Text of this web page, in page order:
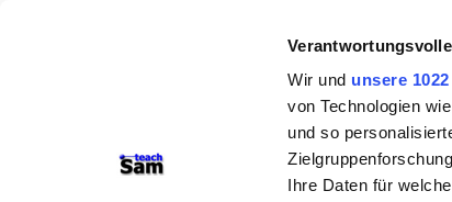
Wir und unsere
von Technologien
und so
Ihre Daten für
teachSam- Arbeitsbereiche:
Deutsch-
So navigiert
Werbung